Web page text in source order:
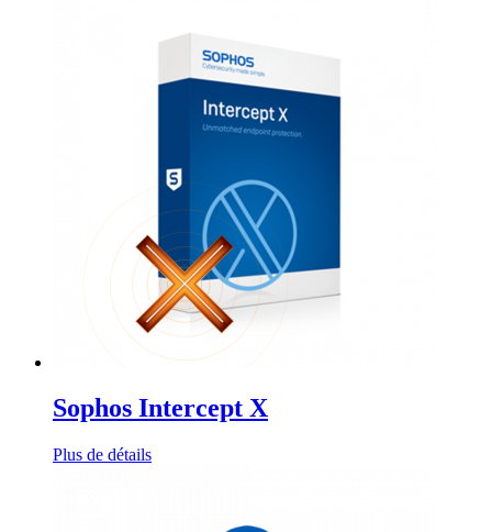
Sophos Intercept X
Plus de détails